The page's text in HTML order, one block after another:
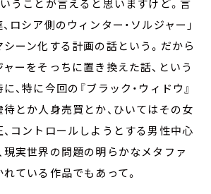
いうことが言えると思いますけど。言
ロシア側のウィンター・ソルジャー」
シーン化する計画の話という。だから
ャーをそっちに置き換えた話、という
、特に今回の『ブラック・ウィドウ』
待とか人身売買とか、ひいてはその女
、コントロールしようとする男性中心
現実世界の問題の明らかなメタファ
ている作品でもあって。